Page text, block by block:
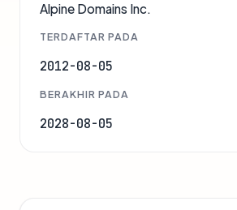
Alpine Domains Inc.
TERDAFTAR PADA
2012-08-05
BERAKHIR PADA
2028-08-05